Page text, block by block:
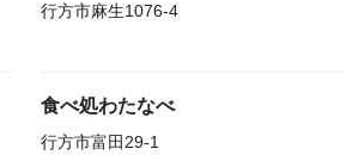
行方市麻生1076-4
食べ処わたなべ
行方市富田29-1